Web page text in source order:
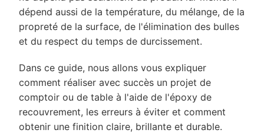
dépend aussi de la température, du mélange, de la
propreté de la surface, de l'élimination des bulles
et du respect du temps de durcissement.
Dans ce guide, nous allons vous expliquer
comment réaliser avec succès un projet de
comptoir ou de table à l'aide de l'époxy de
recouvrement, les erreurs à éviter et comment
obtenir une finition claire, brillante et durable.